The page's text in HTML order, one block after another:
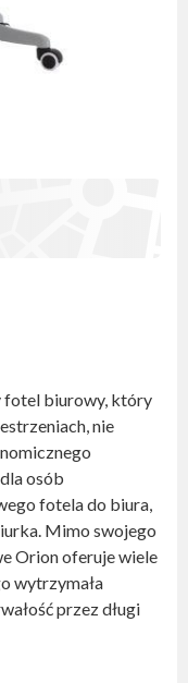
fotel biurowy, który
nie
osób
fotela do biura,
Mimo swojego
Orion oferuje wiele
wytrzymała
przez długi